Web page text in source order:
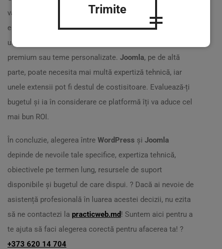
varia semnificativ între cele două platforme.
este adesea considerat mai accesibil la început, dar nu
uita să iei în considerare costurile pentru plugin-uri
premium sau teme personalizate. Joomla, pe de altă
parte, poate necesita mai multă expertiză tehnică, iar
unele extensii pot fi destul de costisitoare. Evaluează-ți
bugetul și ia în considerare ce platformă îți va aduce cel
mai bun ROI.
În concluzie, alegerea între WordPress și Joomla
depinde de nevoile tale specifice, expertiza tehnică,
obiectivele pe termen lung, resursele de suport
disponibile și bugetul de care dispui. ? Dacă ai nevoie de
asistență profesională în luarea acestei decizii, nu ezita
să ne contactezi la practicweb.md! Suntem aici pentru a
te ajuta să faci alegerea corectă pentru afacerea ta! ?
+373 620 14 704
Trimite